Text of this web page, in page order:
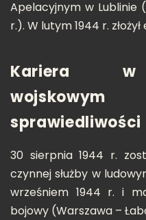
Apelacyjnym w Lublinie
r.). W lutym 1944 r.
Kariera w
sprawiedliwości
30 sierpnia 1944 r.
czynnej służby w
wrześniem 1944 r. i
bojowy (Warszawa –